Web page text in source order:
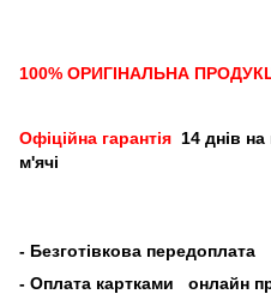
100% ОРИГІНАЛЬНА
Офіційна гарантія 14 днів
м'ячі
- Безготівкова передоплата
- Оплата картками
онлайн